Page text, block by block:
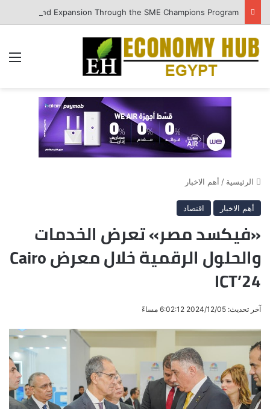
الرئيسية / أهم الاخبار
أهم الاخبار اقتصاد
«فيكسد مصر» تعرض الخدمات
والحلول الرقمية خلال معرض Cairo
ICT’24
آخر تحديث: 2024/12/05 6:02:12 مساءً